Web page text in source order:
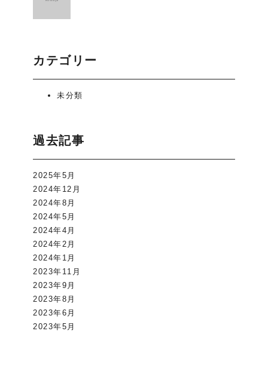
カテゴリー
未分類
過去記事
2025年5月
2024年12月
2024年8月
2024年5月
2024年4月
2024年2月
2024年1月
2023年11月
2023年9月
2023年8月
2023年6月
2023年5月